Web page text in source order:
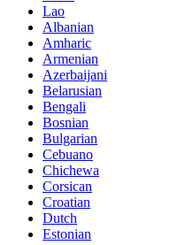
Lao
Albanian
Amharic
Armenian
Azerbaijani
Belarusian
Bengali
Bosnian
Bulgarian
Cebuano
Chichewa
Corsican
Croatian
Dutch
Estonian